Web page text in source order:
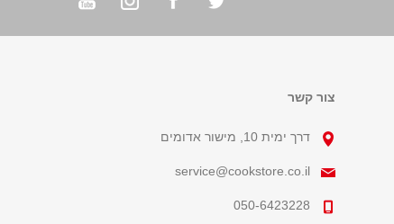
צור קשר
דרך ימית 10, מישור אדומים
service@cookstore.co.il
050-6423228